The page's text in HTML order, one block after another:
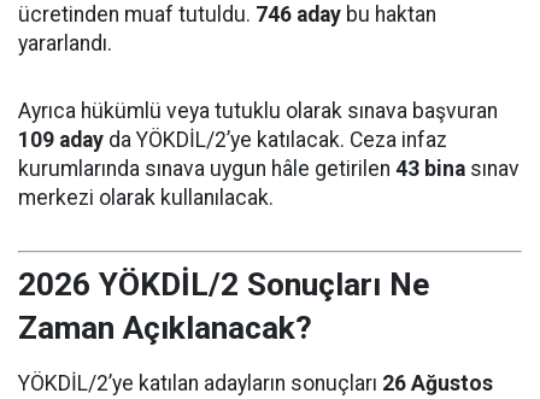
ücretinden muaf tutuldu. 746 aday bu haktan
yararlandı.
Ayrıca hükümlü veya tutuklu olarak sınava başvuran
109 aday da YÖKDİL/2’ye katılacak. Ceza infaz
kurumlarında sınava uygun hâle getirilen 43 bina sınav
merkezi olarak kullanılacak.
2026 YÖKDİL/2 Sonuçları Ne
Zaman Açıklanacak?
YÖKDİL/2’ye katılan adayların sonuçları 26 Ağustos